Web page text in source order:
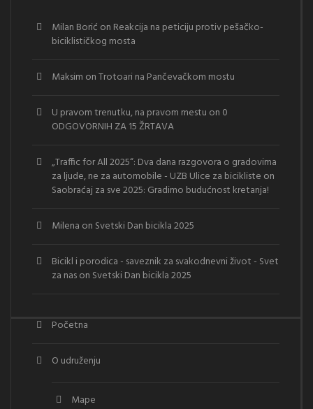
Milan Borić on Reakcija na peticiju protiv pešačko-
biciklističkog mosta
Maksim onTrotoari na Pančevačkom mostu
U pravom trenutku, na pravom mestu on 0
ODGOVORNIH ZA 15 ŽRTAVA
„Traffic for All 2025“: Dva dana razgovora o gradovima
za ljude, ne za automobile - UZB Ulice za bicikliste on
Saobraćaj za sve 2025: Gradimo budućnost kretanja!
Milena on Svetski Dan bicikla 2025
Bicikl i porodica - saveznik za svakodnevni život - Svet
za nason Svetski Dan bicikla 2025
Početna
O udruženju
Mape